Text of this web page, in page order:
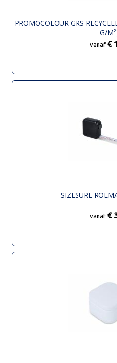
PROMOCOLOUR GRS
G/
vanaf €
SIZESURE
vanaf €